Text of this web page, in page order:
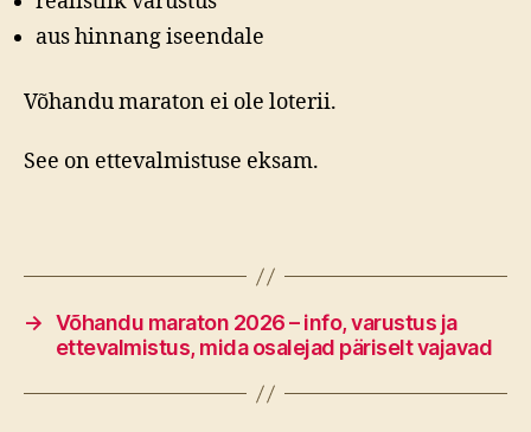
aus hinnang iseendale
Võhandu maraton ei ole loterii.
See on ettevalmistuse eksam.
→ Võhandu maraton 2026 – info, varustus ja
ettevalmistus, mida osalejad päriselt vajavad